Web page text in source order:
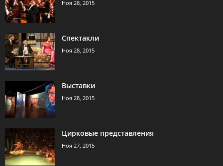
Ноя 28, 2015
Спектакли
Ноя 28, 2015
Выставки
Ноя 28, 2015
Цирковые представления
Ноя 27, 2015